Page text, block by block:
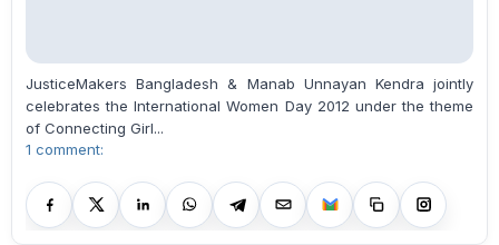
JusticeMakers Bangladesh & Manab Unnayan Kendra jointly
celebrates the International Women Day 2012 under the theme
of Connecting Girl...
1 comment: